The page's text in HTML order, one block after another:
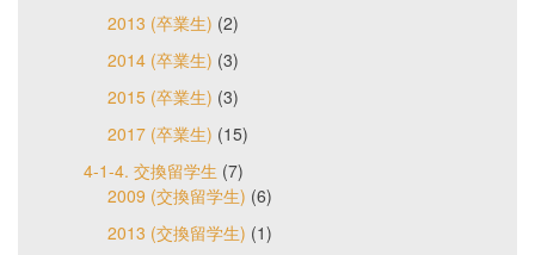
2013 (卒業生) (2)
2014 (卒業生) (3)
2015 (卒業生) (3)
2017 (卒業生) (15)
4-1-4. 交換留学生 (7)
2009 (交換留学生) (6)
2013 (交換留学生) (1)